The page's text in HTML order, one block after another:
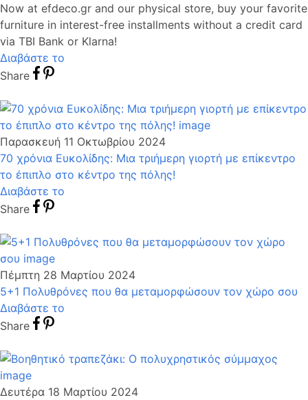
Now at efdeco.gr and our physical store, buy your favorite
furniture in interest-free installments without a credit card
via TBI Bank or Klarna!
Διαβάστε το
Share
Παρασκευή 11 Οκτωβρίου 2024
70 χρόνια Ευκολίδης: Μια τριήμερη γιορτή με επίκεντρο
το έπιπλο στο κέντρο της πόλης!
Διαβάστε το
Share
Πέμπτη 28 Μαρτίου 2024
5+1 Πολυθρόνες που θα μεταμορφώσουν τον χώρο σου
Διαβάστε το
Share
Δευτέρα 18 Μαρτίου 2024